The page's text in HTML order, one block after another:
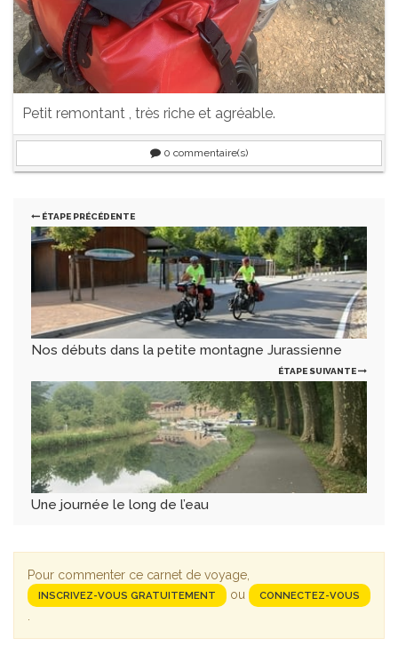
Petit remontant , très riche et agréable.
0 commentaire(s)
ÉTAPE PRÉCÉDENTE
Nos débuts dans la petite montagne Jurassienne
ÉTAPE SUIVANTE
Une journée le long de l’eau
Pour commenter ce carnet de voyage,
INSCRIVEZ-VOUS GRATUITEMENT ou CONNECTEZ-VOUS